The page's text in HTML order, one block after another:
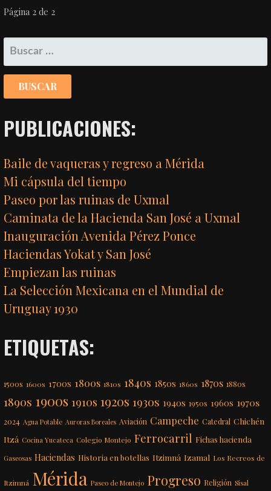
NAVEGACIÓN
POR
ENTRADA
Página 2 de 2
BUSCAR:
PUBLICACIONES:
Baile de vaqueras y regreso a Mérida
Mi cápsula del tiempo
Paseo por las ruinas de Uxmal
Caminata de la Hacienda San José a Uxmal
Inauguración Avenida Pérez Ponce
Haciendas Yokat y San José
Empiezan las ruinas
La Selección Mexicana en el Mundial de
Uruguay 1930
ETIQUETAS:
1500s 1600s 1700s 1800s 1810s 1840s 1850s 1860s 1870s 1880s
1890s 1900s 1910s 1920s 1930s 1940s 1950s 1960s 1970s
2024 Agua Potable Auroras Boreales Aviación Campeche Catedral Chichén
Itzá Cocina Yucateca Colegio Montejo Ferrocarril Fichas hacienda
Gaseosas Haciendas Historia en botellas Itzimná Izamal Los Recreos de
Itzimná Mérida Paseo de Montejo Progreso Religión Sisal